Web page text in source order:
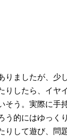
りましたが、少
したら、イヤ
う。実際に手
う的にはゆっく
りして遊び、問